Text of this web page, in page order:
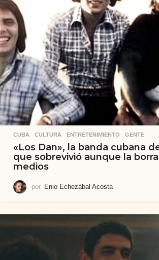
CUBA ,CULTURA ,ENTRETENIMIENTO ,GENTE
«Los Dan», la banda cubana
que sobrevivió aunque la
medios
por Enio Echezábal Acosta